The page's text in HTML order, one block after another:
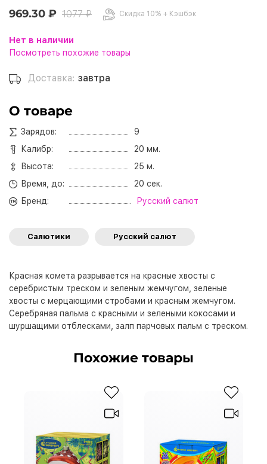
969.30 ₽ 1077 ₽ Скидка 10% + Кэшбэк
Нет в наличии
Посмотреть похожие товары
Доставка: завтра
О товаре
Зарядов:
9
Калибр:
20 мм.
Высота:
25 м.
Время, до:
20 сек.
Бренд:
Русский салют
Салютики Русский салют
Красная комета разрывается на красные хвосты с
серебристым треском и зеленым жемчугом, зеленые
хвосты с мерцающими стробами и красным жемчугом.
Серебряная пальма с красными и зелеными кокосами и
шуршащими отблесками, залп парчовых пальм с треском.
Похожие товары